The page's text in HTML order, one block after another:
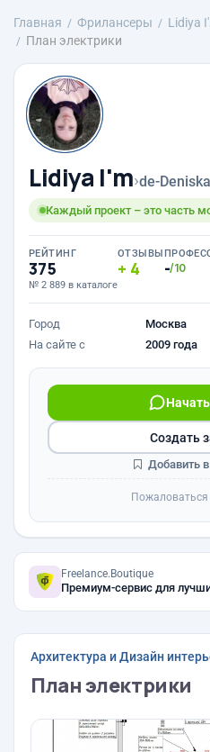
Главная Фрилансеры Lidiya
План электрики
Lidiya I'm›de-
Каждый проект – это часть
РЕЙТИНГ
375
№ 2 889 в каталоге
ОТЗЫВЫ
4 -/10
Город
Москва
На сайте с
2009 года
Создать
Добавить
Freelance.Boutique
Премиум-сервис для
Архитектура и Дизайн
План электрики